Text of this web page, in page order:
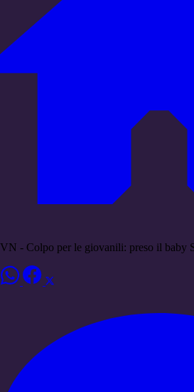
VN - Colpo per le giovanili: preso il baby